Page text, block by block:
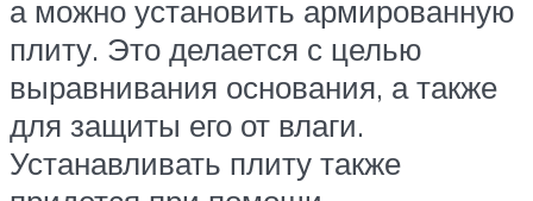
а можно установить армированную
плиту. Это делается с целью
выравнивания основания, а также
для защиты его от влаги.
Устанавливать плиту также